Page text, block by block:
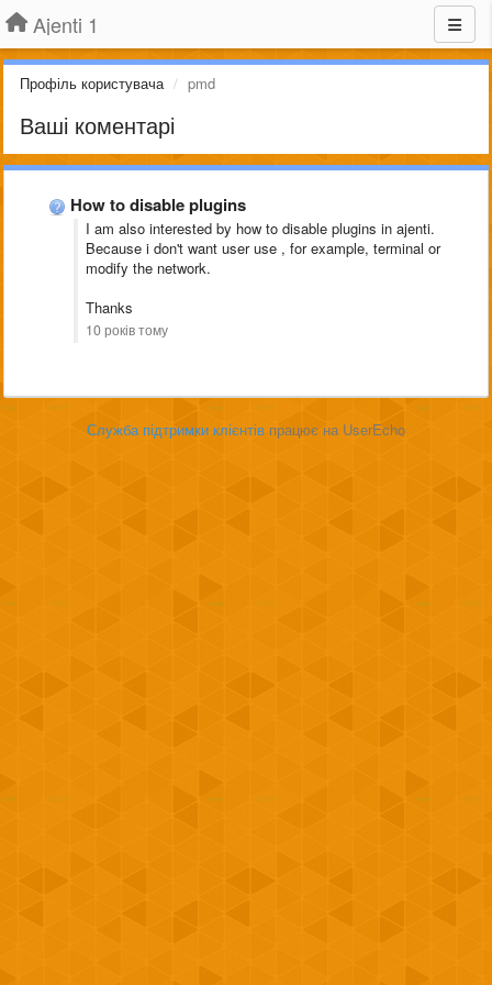
Ajenti 1
Профіль користувача pmd
Ваші коментарі
How to disable plugins
I am also interested by how to disable plugins in ajenti.
Because i don't want user use , for example, terminal or
modify the network.
Thanks
10 років тому
Служба підтримки клієнтів працює на UserEcho